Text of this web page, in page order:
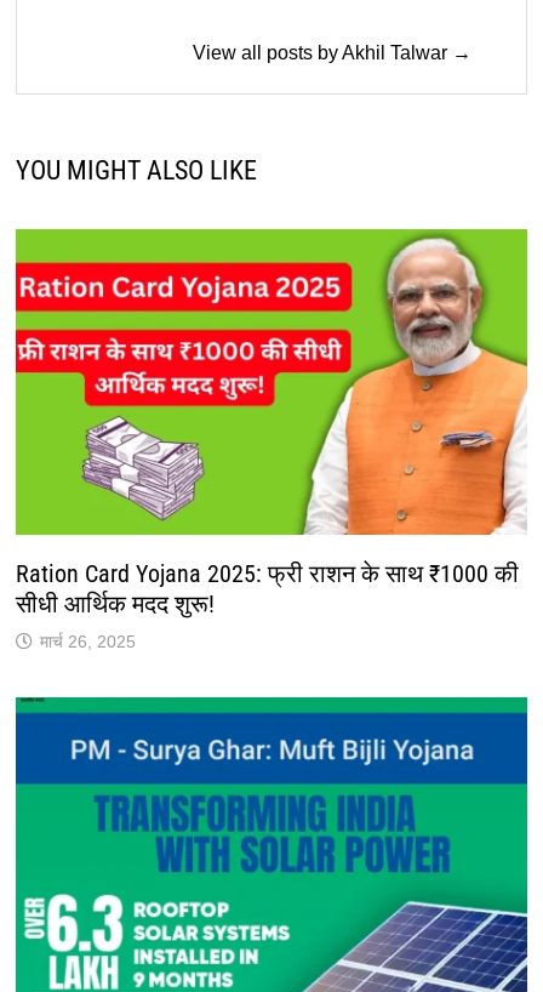
View all posts by Akhil Talwar →
YOU MIGHT ALSO LIKE
Ration Card Yojana 2025: फ्री राशन के साथ ₹1000 की
सीधी आर्थिक मदद शुरू!
मार्च 26, 2025